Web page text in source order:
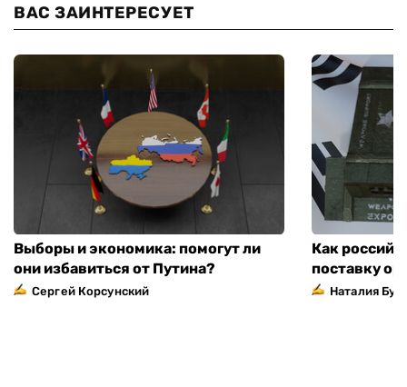
ВАС ЗАИНТЕРЕСУЕТ
Выборы и экономика: помогут ли
они избавиться от Путина?
Сергей Корсунский
Как
поставку
Наталия